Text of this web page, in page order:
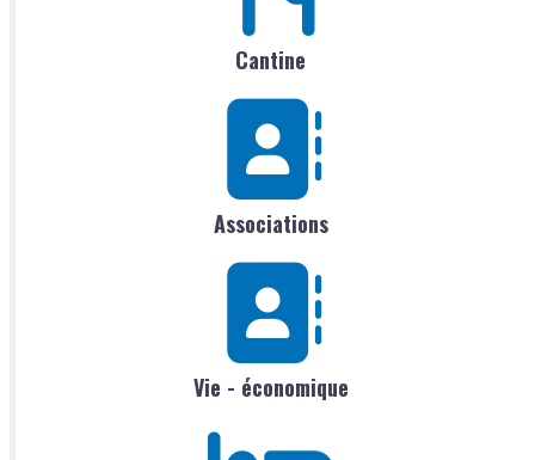
Cantine
Associations
Vie - économique